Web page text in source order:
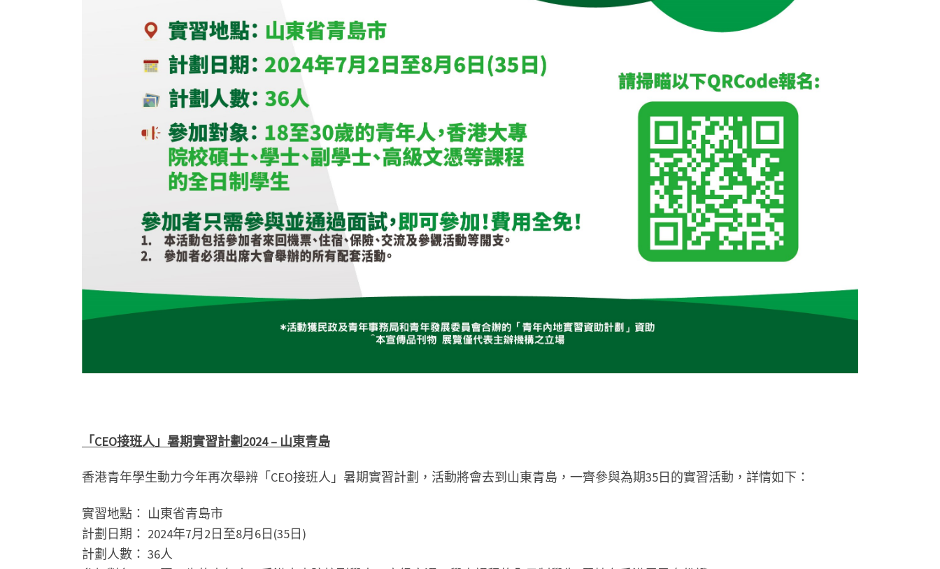
「CEO接班人」暑期實習計劃2024 – 山東青島
香港青年學生動力今年再次舉辨「CEO接班人」暑期實習計劃，活動將會去到山東青島，一齊參與為期35日的實習活動，詳情如下：
實習地點： 山東省青島市
計劃日期： 2024年7月2日至8月6日(35日)
計劃人數： 36人